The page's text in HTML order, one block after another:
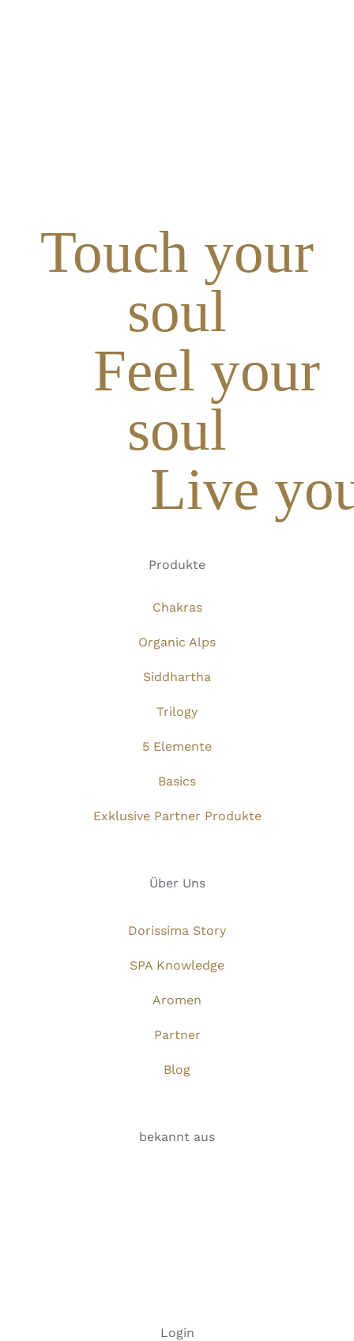
Touch your
soul
Feel your
soul
Live
Produkte
Chakras
Organic Alps
Siddhartha
Trilogy
5 Elemente
Basics
Exklusive Partner Produkte
Über Uns
Dorissima Story
SPA Knowledge
Aromen
Partner
Blog
bekannt aus
Login